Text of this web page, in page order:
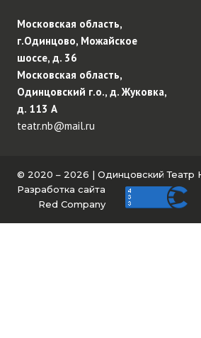
Московская область,
г.Одинцово, Можайское
шоссе, д. 36
Московская область,
Одинцовский г.о., д. Жуковка,
д. 113 А
teatr.nb@mail.ru
© 2020 – 2026 | Одинцовский Театр
Разработка сайта
Red Company